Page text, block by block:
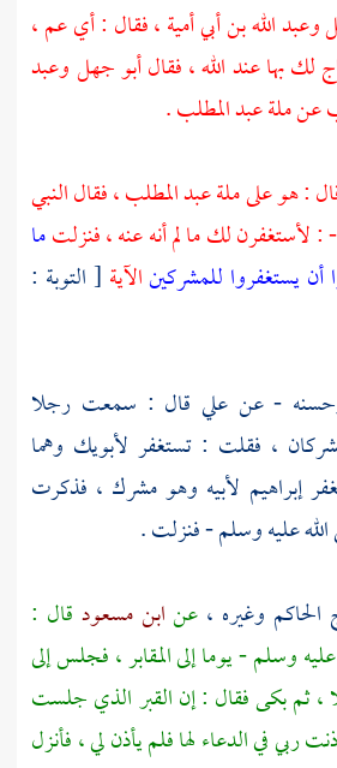
وعبد الله بن أبي أمية، فقال : أي عم ،
لك بها عند الله ، فقالأبو جهلوعبد
عن ملةعبد المطلب.
: هو على ملةعبد المطلب ،فقال النبي
لأستغفرن لك ما لم أنه عنه ، فنزلتما
أن يستغفروا للمشركينالآية [ التوبة :
- عنعلي قال : سمعت رجلا
، فقلت : تستغفر لأبويك وهما
إبراهيم لأبيه وهو مشرك ، فذكرت
عليه وسلم - فنزلت .
الحاكم وغيره ، عنابن مسعود قال :
وسلم - يوما إلى المقابر ، فجلس إلى
، ثم بكى فقال : إن القبر الذي جلست
ربي في الدعاء لها فلم يأذن لي ، فأنزل